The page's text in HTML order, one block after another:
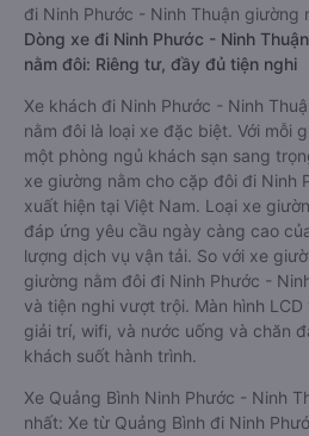
đi Ninh Phước - Ninh Thuận giường
Dòng xe đi Ninh Phước - Ninh
nằm đôi: Riêng tư, đầy đủ tiện nghi
Xe khách đi Ninh Phước - Ninh
nằm đôi là loại xe đặc biệt. Với mỗi
một phòng ngủ khách sạn sang
xe giường nằm cho cặp đôi đi Ninh
xuất hiện tại Việt Nam. Loại xe
đáp ứng yêu cầu ngày càng cao
lượng dịch vụ vận tải. So với xe
giường nằm đôi đi Ninh Phước -
và tiện nghi vượt trội. Màn hình
giải trí, wifi, và nước uống và chăn
khách suốt hành trình.
Xe Quảng Bình Ninh Phước - Ninh
nhất: Xe từ Quảng Bình đi Ninh